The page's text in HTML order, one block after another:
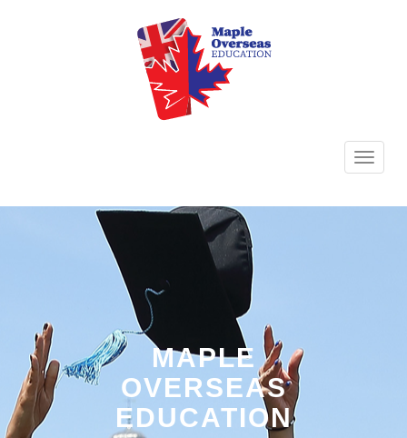
MAPLE
OVERSEAS
EDUCATION